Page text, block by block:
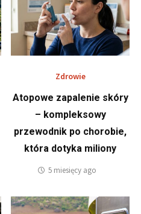
Zdrowie
Atopowe zapalenie skóry
– kompleksowy
przewodnik po chorobie,
która dotyka miliony
5 miesięcy ago